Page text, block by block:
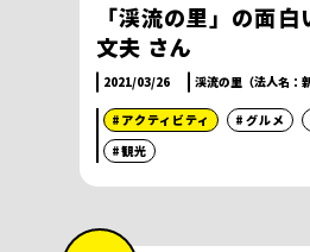
「渓流の里」の面
文夫 さん
2021/03/26 渓流の里（法人名：
#アクティビティ #グルメ
#観光